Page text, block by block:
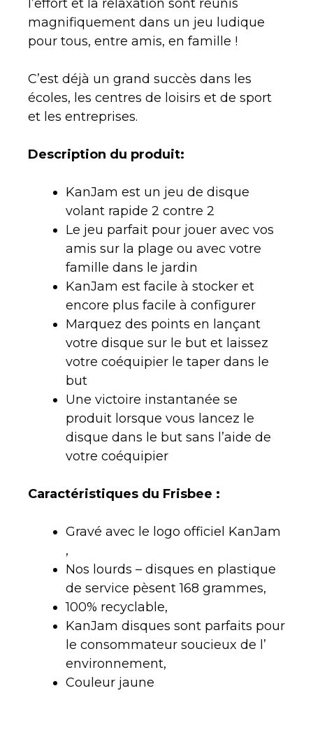
l’effort et la relaxation sont réunis
magnifiquement dans un jeu ludique
pour tous, entre amis, en famille !
C’est déjà un grand succès dans les
écoles, les centres de loisirs et de sport
et les entreprises.
Description du produit:
KanJam est un jeu de disque
volant rapide 2 contre 2
Le jeu parfait pour jouer avec vos
amis sur la plage ou avec votre
famille dans le jardin
KanJam est facile à stocker et
encore plus facile à configurer
Marquez des points en lançant
votre disque sur le but et laissez
votre coéquipier le taper dans le
but
Une victoire instantanée se
produit lorsque vous lancez le
disque dans le but sans l’aide de
votre coéquipier
Caractéristiques du Frisbee :
Gravé avec le logo officiel KanJam
,
Nos lourds – disques en plastique
de service pèsent 168 grammes,
100% recyclable,
KanJam disques sont parfaits pour
le consommateur soucieux de l’
environnement,
Couleur jaune